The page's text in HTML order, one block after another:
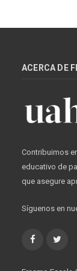
ACERCA DE
Contribuimos
educativo de
que asegure
Síguenos en
Facebook